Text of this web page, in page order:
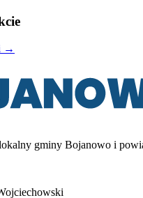
→
gminy Bojanowo i